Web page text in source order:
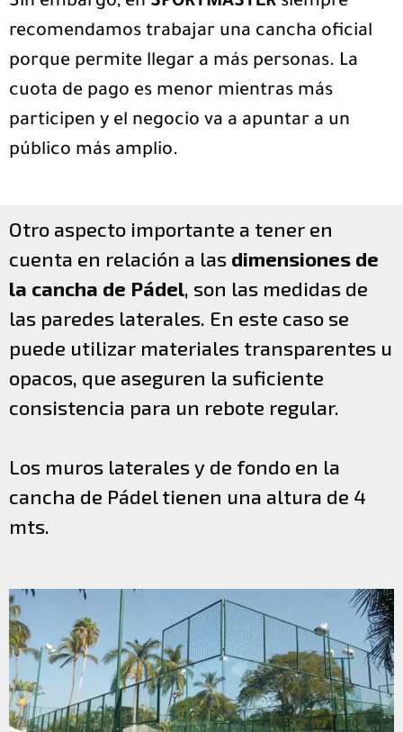
recomendamos trabajar una cancha oficial
porque permite llegar a más personas. La
cuota de pago es menor mientras más
participen y el negocio va a apuntar a un
público más amplio.
Otro aspecto importante a tener en
cuenta en relación a las dimensiones de
la cancha de Pádel, son las medidas de
las paredes laterales. En este caso se
puede utilizar materiales transparentes u
opacos, que aseguren la suficiente
consistencia para un rebote regular.
Los muros laterales y de fondo en la
cancha de Pádel tienen una altura de 4
mts.